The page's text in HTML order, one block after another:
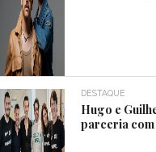
DESTAQUE
Hugo e
parceria com